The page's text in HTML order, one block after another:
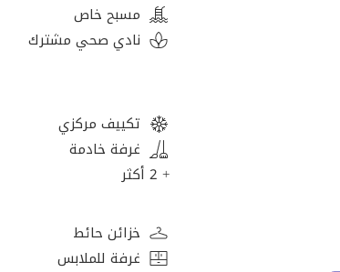
مسبح خاص
نادي صحي مشترك
تكييف مركزي
غرفة خادمة
+ 2 أكثر
خزائن حائط
غرفة للملابس